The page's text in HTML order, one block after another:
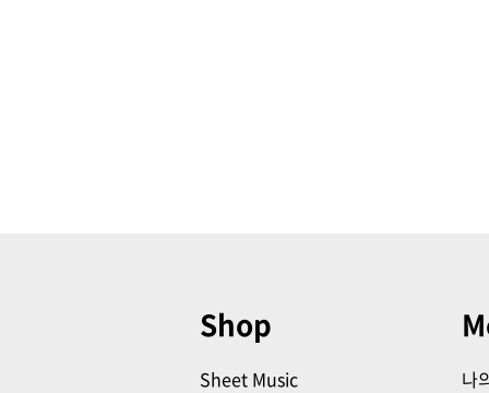
Shop
Sheet Music
나